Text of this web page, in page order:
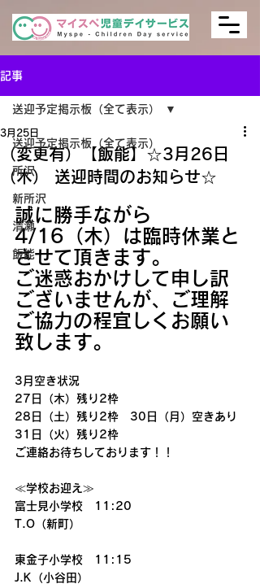
記事
送迎予定掲示板（全て表示）
所沢
新所沢
清瀬
飯能
送迎予定掲示板（全て表示）
（変更有）【飯能】☆3月26日
（木） 送迎時間のお知らせ☆
3月25日
誠に勝手ながら
4/16（木）は臨時休業と
させて頂きます。
ご迷惑おかけして申し訳
ございませんが、ご理解
ご協力の程宜しくお願い
致します。
3月空き状況
27日（木）残り2枠
28日（土）残り2枠　30日（月）空きあり
31日（火）残り2枠
ご連絡お待ちしております！！
≪学校お迎え≫
富士見小学校　11:20
T.O（新町）
東金子小学校　11:15
J.K（小谷田）